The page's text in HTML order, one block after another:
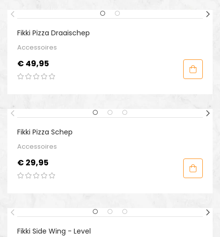
Fikki Pizza Draaischep
Accessoires
Prijs
€ 49,95
Fikki Pizza Schep
Accessoires
Prijs
€ 29,95
Fikki Side Wing - Level